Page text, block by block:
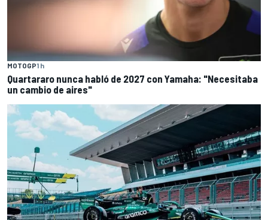
MOTOGP1 h
Quartararo nunca habló de 2027 con Yamaha: "Necesitaba
un cambio de aires"